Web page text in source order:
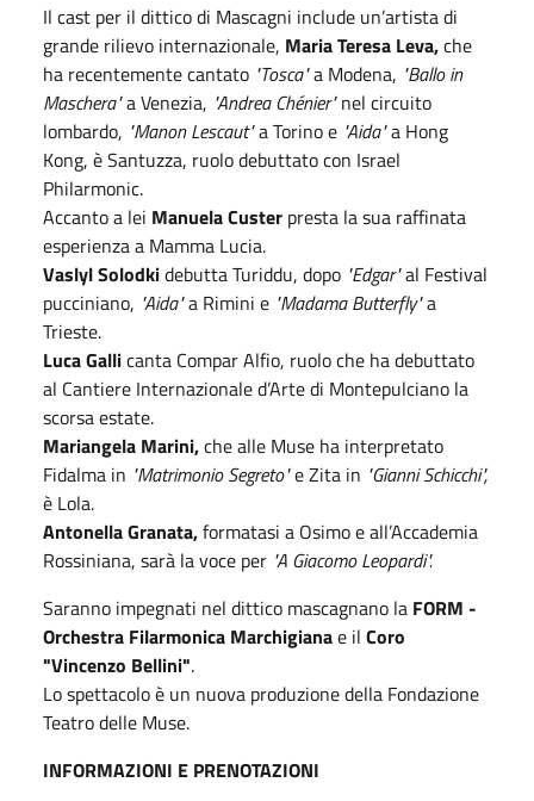
Il cast per il dittico di Mascagni include un’artista di
grande rilievo internazionale, Maria Teresa Leva,che
ha recentemente cantato "Tosca"a Modena, "Ballo in
Maschera"a Venezia, "Andrea Chénier"nel circuito
lombardo, "Manon Lescaut"a Torino e "Aida"a Hong
Kong, è Santuzza, ruolo debuttato con Israel
Philarmonic.
Accanto a lei Manuela Custer presta la sua raffinata
esperienza a Mamma Lucia.
Vaslyl Solodkidebutta Turiddu, dopo "Edgar"al Festival
pucciniano, "Aida"a Rimini e "Madama Butterfly"a
Trieste.
Luca Gallicanta Compar Alfio, ruolo che ha debuttato
al Cantiere Internazionale d’Arte di Montepulciano la
scorsa estate.
Mariangela Marini,che alle Muse ha interpretato
Fidalma in "Matrimonio Segreto"e Zita in "Gianni Schicchi",
è Lola.
Antonella Granata,formatasi a Osimo e all’Accademia
Rossiniana, sarà la voce per "A Giacomo Leopardi".
Saranno impegnati nel dittico mascagnano la FORM -
Orchestra Filarmonica Marchigianae il Coro
"Vincenzo Bellini".
Lo spettacolo è un nuova produzione della Fondazione
Teatro delle Muse.
INFORMAZIONI E PRENOTAZIONI